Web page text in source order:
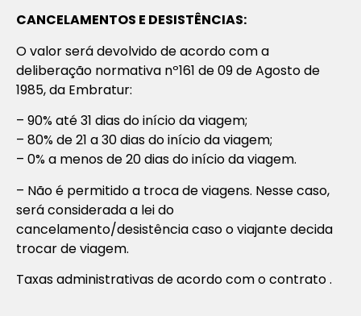
CANCELAMENTOS E DESISTÊNCIAS:
O valor será devolvido de acordo com a
deliberação normativa nº161 de 09 de Agosto de
1985, da Embratur:
– 90% até 31 dias do início da viagem;
– 80% de 21 a 30 dias do início da viagem;
– 0% a menos de 20 dias do início da viagem.
– Não é permitido a troca de viagens. Nesse caso,
será considerada a lei do
cancelamento/desistência caso o viajante decida
trocar de viagem.
Taxas administrativas de acordo com o contrato .